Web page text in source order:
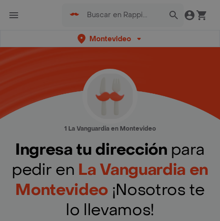
Montevideo
1 La Vanguardia en Montevideo
Ingresa tu dirección para
pedir en La Vanguardia en
Montevideo ¡Nosotros te
lo llevamos!